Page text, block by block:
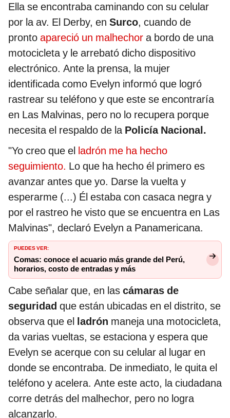
Ella se encontraba caminando con su celular
por la av. El Derby, en Surco, cuando de
pronto apareció un malhechor a bordo de una
motocicleta y le arrebató dicho dispositivo
electrónico. Ante la prensa, la mujer
identificada como Evelyn informó que logró
rastrear su teléfono y que este se encontraría
en Las Malvinas, pero no lo recupera porque
necesita el respaldo de la Policía Nacional.
"Yo creo que el ladrón me ha hecho
seguimiento. Lo que ha hecho él primero es
avanzar antes que yo. Darse la vuelta y
esperarme (...) Él estaba con casaca negra y
por el rastreo he visto que se encuentra en Las
Malvinas", declaró Evelyn a Panamericana.
PUEDES VER:
Comas: conoce el acuario más grande del Perú,
horarios, costo de entradas y más
Cabe señalar que, en las cámaras de
seguridad que están ubicadas en el distrito, se
observa que el ladrón maneja una motocicleta,
da varias vueltas, se estaciona y espera que
Evelyn se acerque con su celular al lugar en
donde se encontraba. De inmediato, le quita el
teléfono y acelera. Ante este acto, la ciudadana
corre detrás del malhechor, pero no logra
alcanzarlo.